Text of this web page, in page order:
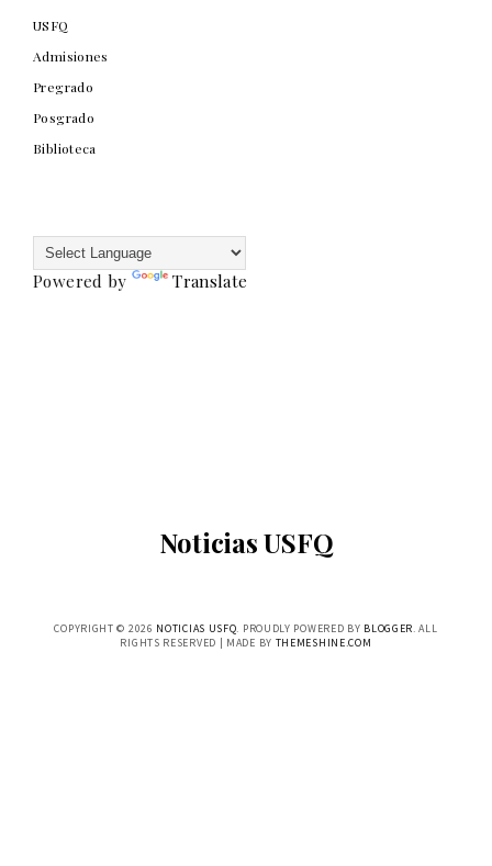
USFQ
Admisiones
Pregrado
Posgrado
Biblioteca
Powered by Translate
Noticias USFQ
COPYRIGHT © 2026 NOTICIAS USFQ . PROUDLY POWERED BY BLOGGER . ALL
RIGHTS RESERVED | MADE BY THEMESHINE.COM